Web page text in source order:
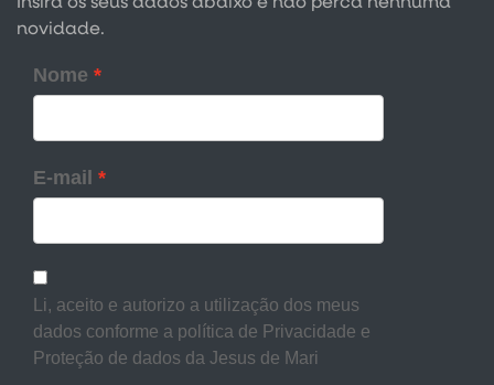
novidade.
Nome
E-mail
Li, aceito e autorizo a utilização dos meus
dados conforme a política de Privacidade e
Proteção de dados da Jesus de Mari